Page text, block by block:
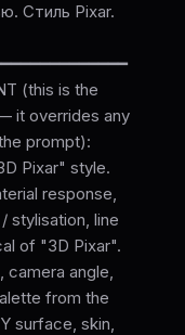
Стиль Pixar.
(this is the
it overrides any
prompt):
Pixar" style.
response,
stylisation, line
of "3D Pixar".
camera angle,
from the
surface, skin,